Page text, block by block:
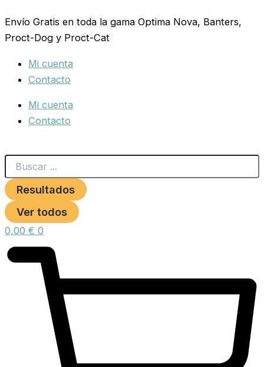
al
contenido
Envío Gratis en toda la gama Optima Nova, Banters,
Proct-Dog y Proct-Cat
Mi cuenta
Contacto
Mi cuenta
Contacto
...
Resultados
Ver todos
0,00 € 0
PEQUEÑOS
ANIMALES
8,5
cantidad